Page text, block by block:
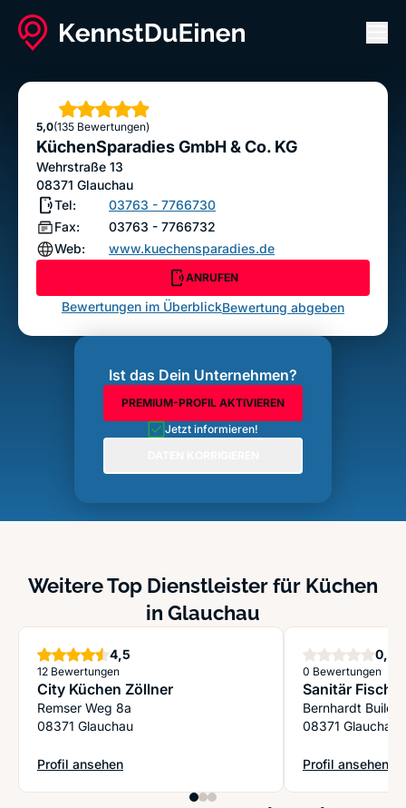
KüchenSparadies GmbH & Co. KG
Bewertung abgeben
5,0
Sterne
(135 Bewertungen)
KüchenSparadies GmbH & Co. KG
Wehrstraße 13
08371 Glauchau
Tel:
03763 - 7766730
Fax:
03763 - 7766732
Web:
www.kuechensparadies.de
ANRUFEN
Bewertungen im ÜberblickBewertung abgeben
Ist das Dein Unternehmen?
PREMIUM-PROFIL AKTIVIEREN
Jetzt informieren!
Weitere Top Dienstleister für Küchen
in Glauchau
4,5
12 Bewertungen
City Küchen Zöllner
Remser Weg 8a
08371 Glauchau
Profil ansehen
: City Küchen Zöllner
0,0
0 Bewertungen
Sanitär Fischer
Bernhardt
08371 Glauchau
Profil ansehen
: Sanitär Fischer